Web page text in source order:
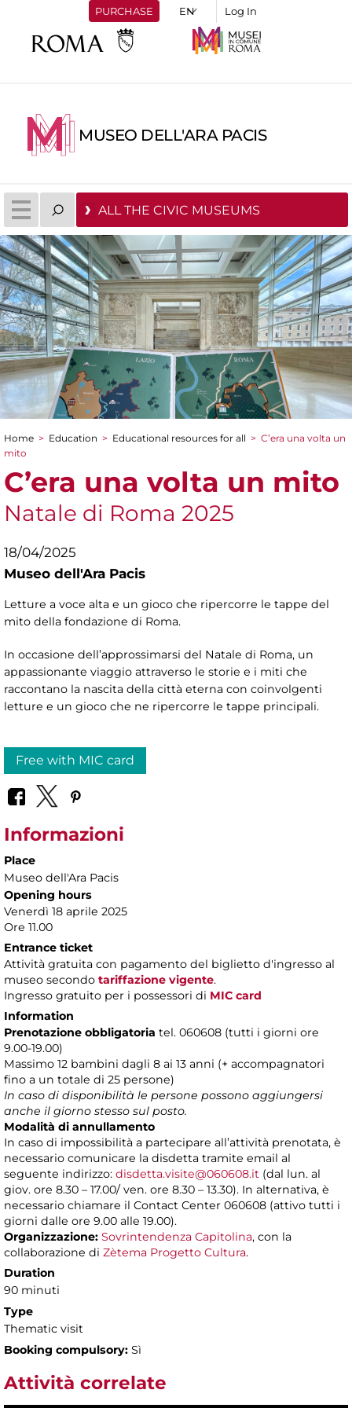
PURCHASE Log In
MUSEO DELL'ARA PACIS
ALL THE CIVIC MUSEUMS
You are here
Home > Education > Educational resources for all > C’era una volta un
mito
C’era una volta un mito
Natale di Roma 2025
18/04/2025
Museo dell'Ara Pacis
Letture a voce alta e un gioco che ripercorre le tappe del
mito della fondazione di Roma.
In occasione dell’approssimarsi del Natale di Roma, un
appassionante viaggio attraverso le storie e i miti che
raccontano la nascita della città eterna con coinvolgenti
letture e un gioco che ne ripercorre le tappe principali.
Free with MIC card
Informazioni
Place
Museo dell'Ara Pacis
Opening hours
Venerdì 18 aprile 2025
Ore 11.00
Entrance ticket
Attività gratuita con pagamento del biglietto d'ingresso al
museo secondo tariffazione vigente.
Ingresso gratuito per i possessori di MIC card
Information
Prenotazione obbligatoria tel. 060608 (tutti i giorni ore
9.00-19.00)
Massimo 12 bambini dagli 8 ai 13 anni (+ accompagnatori
fino a un totale di 25 persone)
In caso di disponibilità le persone possono aggiungersi
anche il giorno stesso sul posto.
Modalità di annullamento
In caso di impossibilità a partecipare all’attività prenotata, è
necessario comunicare la disdetta tramite email al
seguente indirizzo: disdetta.visite@060608.it (dal lun. al
giov. ore 8.30 – 17.00/ ven. ore 8.30 – 13.30). In alternativa, è
necessario chiamare il Contact Center 060608 (attivo tutti i
giorni dalle ore 9.00 alle 19.00).
Organizzazione: Sovrintendenza Capitolina, con la
collaborazione di Zètema Progetto Cultura.
Duration
90 minuti
Type
Thematic visit
Booking compulsory: Sì
Attività correlate